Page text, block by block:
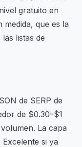
gratuito en
que es la
listas de
de SERP de
de $0.30–$1
La capa
si ya